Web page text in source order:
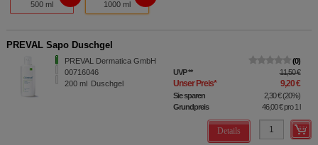
500 ml 1000 ml
PREVAL Sapo Duschgel
PREVAL Dermatica GmbH
00716046
200 ml Duschgel
0
UVP** 11,50 €
Unser Preis* 9,20 €
Sie sparen 2,30 €(20%)
Grundpreis
46,00 €pro 1 l
Details